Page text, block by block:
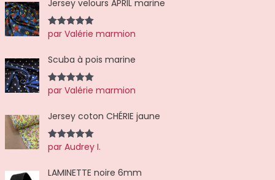
Jersey velours APRIL marine
Note5sur
5
par Valérie marmion
Scuba à pois marine
Note5sur
5
par Valérie marmion
Jersey coton CHÉRIE jaune
Note5sur
5
par Audrey I.
LAMINETTE noire 6mm